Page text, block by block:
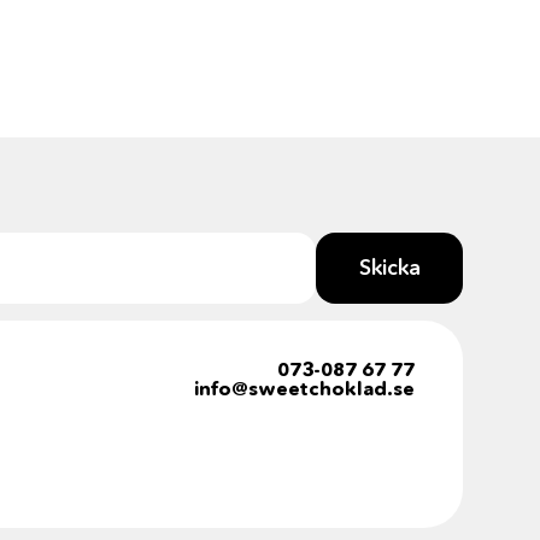
Skicka
073-087 67 77
info@sweetchoklad.se